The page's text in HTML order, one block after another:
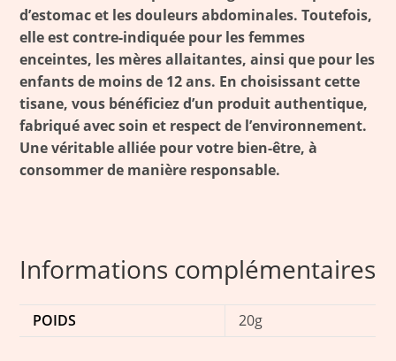
k t
d’estomac et les douleurs abdominales. Toutefois,
elle est contre-indiquée pour les femmes
enceintes, les mères allaitantes, ainsi que pour les
enfants de moins de 12 ans. En choisissant cette
tisane, vous bénéficiez d’un produit authentique,
fabriqué avec soin et respect de l’environnement.
Une véritable alliée pour votre bien-être, à
consommer de manière responsable.
Informations complémentaires
POIDS 20g